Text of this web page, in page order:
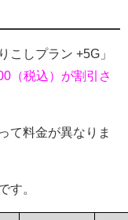
こしプラン +5G」
（税込）が割引さ
て料金が異なりま
す。